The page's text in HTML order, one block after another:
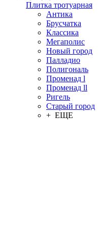
Плитка тротуарная
Антика
Брусчатка
Классика
Мегаполис
Новый город
Палладио
Полигональ
Променад l
Променад ll
Ригель
Старый город
+ ЕЩЕ